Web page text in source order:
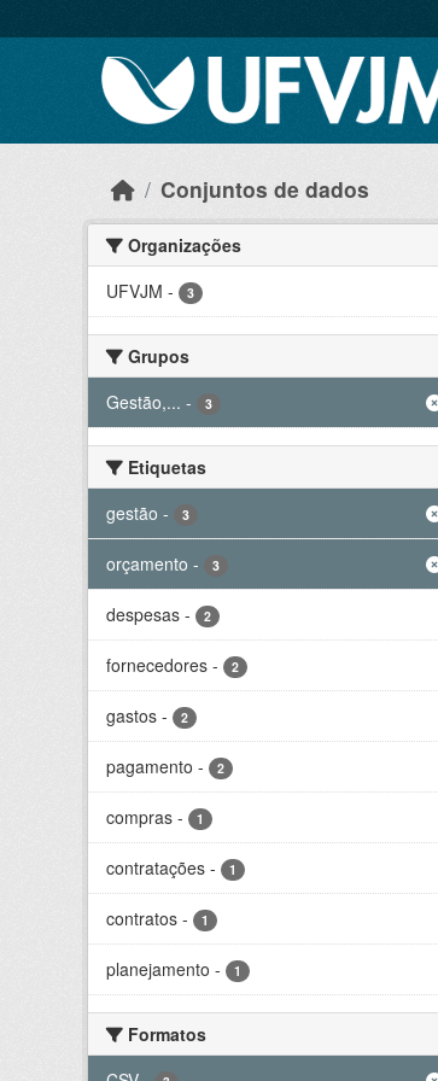
Conjuntos de dados
Organizações
UFVJM - 3
Grupos
Gestão,... - 3
Etiquetas
gestão - 3
orçamento - 3
despesas - 2
fornecedores - 2
gastos - 2
pagamento - 2
compras - 1
contratações - 1
contratos - 1
planejamento - 1
Formatos